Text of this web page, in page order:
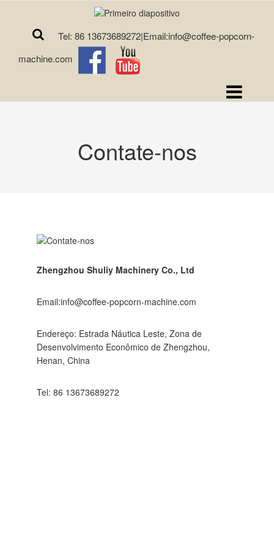
Tel: 86 13673689272|Email:info@coffee-popcorn-
machine.com
Contate-nos
Zhengzhou Shuliy Machinery Co., Ltd
Email:info@coffee-popcorn-machine.com
Endereço: Estrada Náutica Leste, Zona de
Desenvolvimento Econômico de Zhengzhou,
Henan, China
Tel: 86 13673689272